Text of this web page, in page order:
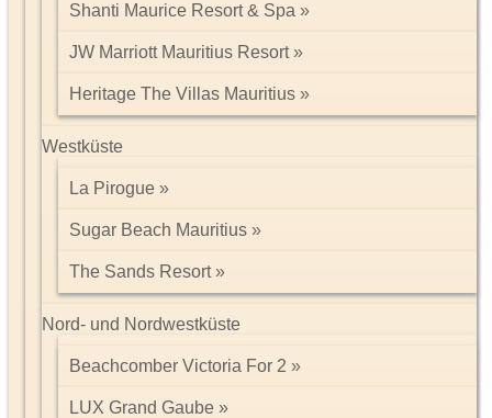
Shanti Maurice Resort & Spa
JW Marriott Mauritius Resort
Heritage The Villas Mauritius
Westküste
La Pirogue
Sugar Beach Mauritius
The Sands Resort
Nord- und Nordwestküste
Beachcomber Victoria For 2
LUX Grand Gaube